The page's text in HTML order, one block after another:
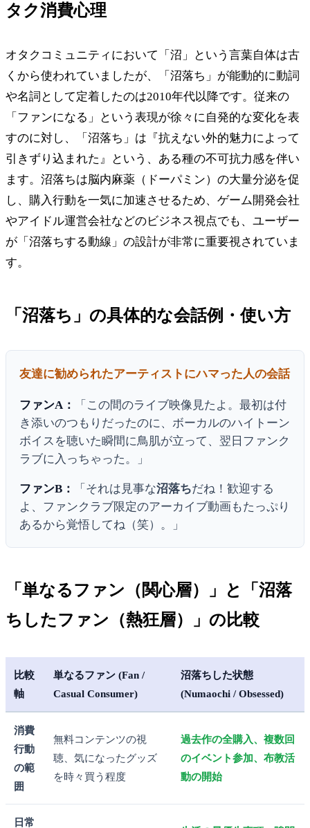
タク消費心理
オタクコミュニティにおいて「沼」という言葉自体は古
くから使われていましたが、「沼落ち」が能動的に動詞
や名詞として定着したのは2010年代以降です。従来の
「ファンになる」という表現が徐々に自発的な変化を表
すのに対し、「沼落ち」は『抗えない外的魅力によって
引きずり込まれた』という、ある種の不可抗力感を伴い
ます。沼落ちは脳内麻薬（ドーパミン）の大量分泌を促
し、購入行動を一気に加速させるため、ゲーム開発会社
やアイドル運営会社などのビジネス視点でも、ユーザー
が「沼落ちする動線」の設計が非常に重要視されていま
す。
「沼落ち」の具体的な会話例・使い方
友達に勧められたアーティストにハマった人の会話
ファンA：
「この間のライブ映像見たよ。最初は付
き添いのつもりだったのに、ボーカルのハイトーン
ボイスを聴いた瞬間に鳥肌が立って、翌日ファンク
ラブに入っちゃった。」
ファンB： 「それは見事な沼落ちだね！歓迎する
よ、ファンクラブ限定のアーカイブ動画もたっぷり
あるから覚悟してね（笑）。」
「単なるファン（関心層）」と「沼落
ちしたファン（熱狂層）」の比較
比較
軸
単なるファン (Fan /
Casual Consumer)
沼落ちした状態
(Numaochi / Obsessed)
消費
行動
の範
囲
無料コンテンツの視
聴、気になったグッズ
を時々買う程度
過去作の全購入、複数回
のイベント参加、布教活
動の開始
日常